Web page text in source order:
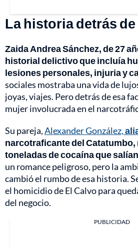
La historia detrás
Zaida Andrea Sánchez, de 27
historial delictivo que incluía
lesiones personales, injuria y
sociales mostraba una vida de
joyas, viajes. Pero detrás de esa
mujer involucrada en el
Su pareja,Alexander González,
narcotraficante del
toneladas de cocaína que
un romance peligroso, pero la
cambió el rumbo de esa historia.
el homicidio de El Calvo para
del negocio.
PUBLICIDAD